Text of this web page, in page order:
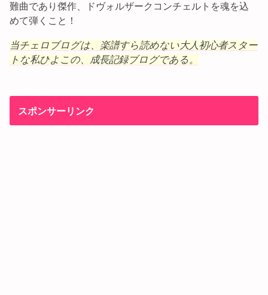
難曲であり傑作、ドヴォルザークコンチェルトを魂を込
めて弾くこと！
当チェロブログは、楽譜すら読めない大人初心者スター
トな私ひよこの、成長記録ブログである。
スポンサーリンク